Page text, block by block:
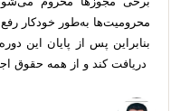
محرومیت‌ها به‌طور خودکار
بنابراین پس از پایان این
دریافت کند و از همه حقوق